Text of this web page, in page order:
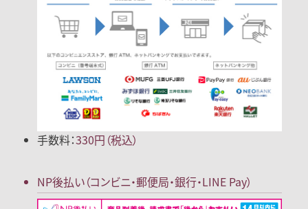
手数料：330円（税込）
NP後払い（コンビニ・郵便局・銀行・LINE Pay）